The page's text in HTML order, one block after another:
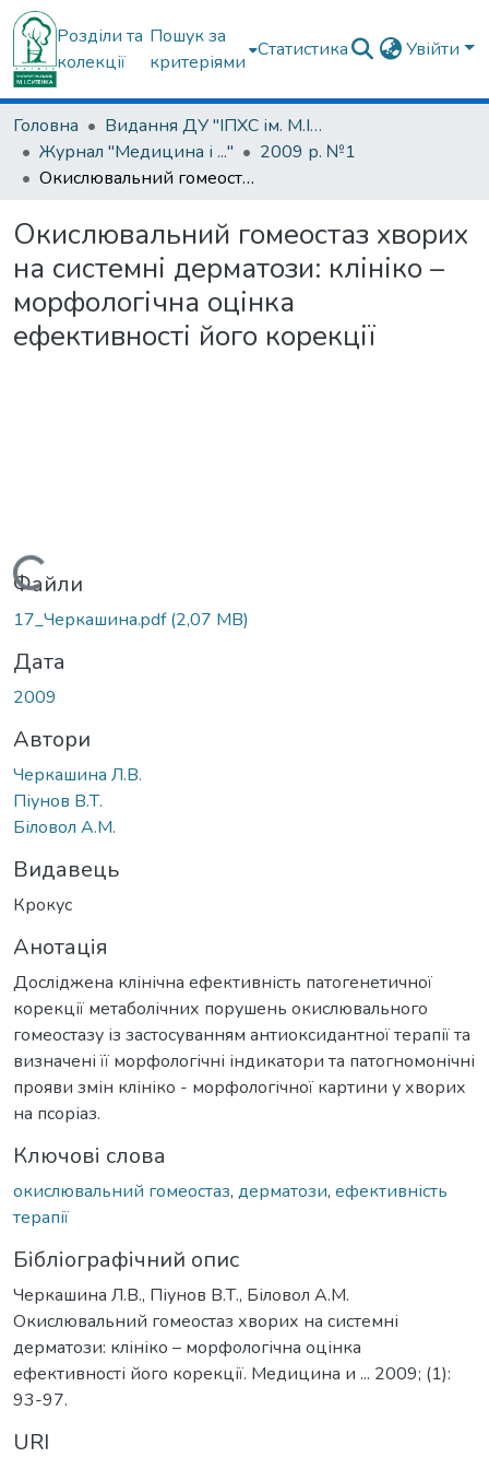
Розділи та
колекції
Пошук за
критеріями
Статистика Увійти
Головна
Видання ДУ "ІПХС ім. М.І.Ситенка"
Журнал "Медицина і ..."
2009 р. №1
Окислювальний гомеостаз хворих на системні дерматози: клініко – морфологічна оцінка ефективності його корекції
Окислювальний гомеостаз хворих
на системні дерматози: клініко –
морфологічна оцінка
ефективності його корекції
Вантажиться...
Файли
17_Черкашина.pdf(2,07 MB)
Дата
2009
Автори
Черкашина Л.В.
Піунов В.Т.
Біловол А.М.
Видавець
Крокус
Анотація
Досліджена клінічна ефективність патогенетичної
корекції метаболічних порушень окислювального
гомеостазу із застосуванням антиоксидантної терапії та
визначені її морфологічні індикатори та патогномонічні
прояви змін клініко - морфологічної картини у хворих
на псоріаз.
Ключові слова
окислювальний гомеостаз, дерматози, ефективність
терапії
Бібліографічний опис
Черкашина Л.В., Піунов В.Т., Біловол А.М.
Окислювальний гомеостаз хворих на системні
дерматози: клініко – морфологічна оцінка
ефективності його корекції. Медицина и ... 2009; (1):
93-97.
URI